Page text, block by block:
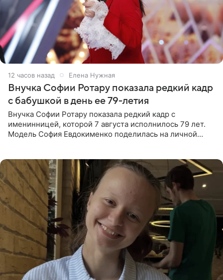
12 часов назад Елена Нужная
Внучка Софии Ротару показала редкий кадр
с бабушкой в день ее 79-летия
Внучка Софии Ротару показала редкий кадр с
именинницей, которой 7 августа исполнилось 79 лет.
Модель София Евдокименко поделилась на личной